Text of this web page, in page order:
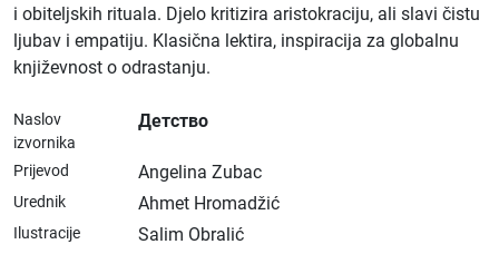
i obiteljskih rituala. Djelo kritizira aristokraciju, ali slavi čistu
ljubav i empatiju. Klasična lektira, inspiracija za globalnu
književnost o odrastanju.
Naslov
izvornika
Детство
Prijevod Angelina Zubac
Urednik Ahmet Hromadžić
Ilustracije Salim Obralić